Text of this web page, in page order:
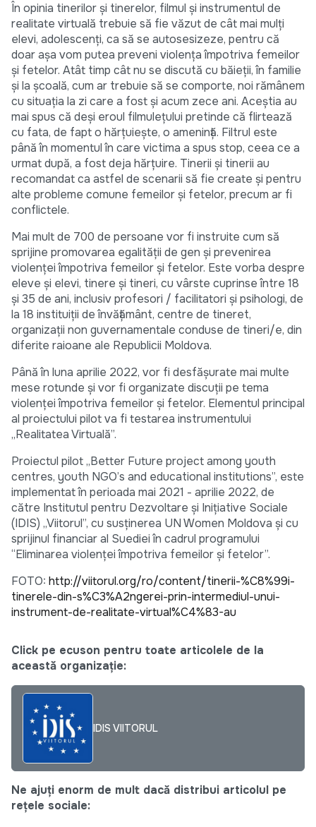
În opinia tinerilor și tinerelor, filmul și instrumentul de
realitate virtuală trebuie să fie văzut de cât mai mulți
elevi, adolescenți, ca să se autosesizeze, pentru că
doar așa vom putea preveni violența împotriva femeilor
și fetelor. Atât timp cât nu se discută cu băieții, în familie
și la școală, cum ar trebuie să se comporte, noi rămânem
cu situația la zi care a fost și acum zece ani. Aceștia au
mai spus că deși eroul filmulețului pretinde că flirtează
cu fata, de fapt o hărțuiește, o amenință. Filtrul este
până în momentul în care victima a spus stop, ceea ce a
urmat după, a fost deja hărțuire. Tinerii și tinerii au
recomandat ca astfel de scenarii să fie create și pentru
alte probleme comune femeilor și fetelor, precum ar fi
conflictele.
Mai mult de 700 de persoane vor fi instruite cum să
sprijine promovarea egalității de gen și prevenirea
violenței împotriva femeilor și fetelor. Este vorba despre
eleve și elevi, tinere și tineri, cu vârste cuprinse între 18
și 35 de ani, inclusiv profesori / facilitatori și psihologi, de
la 18 instituiții de învățământ, centre de tineret,
organizații non guvernamentale conduse de tineri/e, din
diferite raioane ale Republicii Moldova.
Până în luna aprilie 2022, vor fi desfășurate mai multe
mese rotunde și vor fi organizate discuții pe tema
violenței împotriva femeilor și fetelor. Elementul principal
al proiectului pilot va fi testarea instrumentului
„Realitatea Virtuală”.
Proiectul pilot „Better Future project among youth
centres, youth NGO’s and educational institutions”, este
implementat în perioada mai 2021 - aprilie 2022, de
către Institutul pentru Dezvoltare și Inițiative Sociale
(IDIS) „Viitorul”, cu susținerea UN Women Moldova și cu
sprijinul financiar al Suediei în cadrul programului
“Eliminarea violenței împotriva femeilor și fetelor”.
FOTO: http://viitorul.org/ro/content/tinerii-%C8%99i-
tinerele-din-s%C3%A2ngerei-prin-intermediul-unui-
instrument-de-realitate-virtual%C4%83-au
Click pe ecuson pentru toate articolele de la
această organizație:
IDIS VIITORUL
Ne ajuți enorm de mult dacă distribui articolul pe
rețele sociale: